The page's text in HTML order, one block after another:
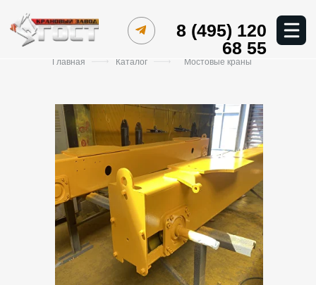
8 (495) 120
68 55
Главная Каталог Мостовые краны